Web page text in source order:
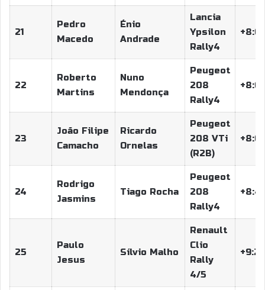
21
Pedro
Macedo
Énio
Andrade
Lancia
Ypsilon
Rally4
22
Roberto
Martins
Nuno
Mendonça
Peugeot
208
Rally4
23
João Filipe
Camacho
Ricardo
Ornelas
Peugeot
208 VTi
(R2B)
24
Rodrigo
Jasmins
Tiago Rocha
Peugeot
208
Rally4
25
Paulo
Jesus
Sílvio Malho
Renault
Clio
Rally
4/5